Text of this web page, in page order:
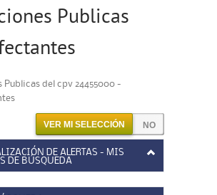
Publicas
Publicas del cpv 24455000 -
VER MI SELECCIÓN
DE ALERTAS - MIS
DE BÚSQUEDA